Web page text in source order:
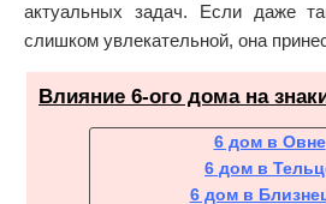
актуальных задач. Если даже
слишком увлекательной, она
Влияние 6-ого дома на
6 дом в Овне
6 дом в
6 дом в